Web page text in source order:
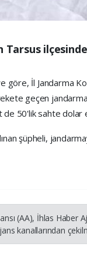
Tarsus
göre, İl Jandarma
geçen
de 50'lik sahte dolar
şüpheli,
(AA), İhlas Haber
kanallarından